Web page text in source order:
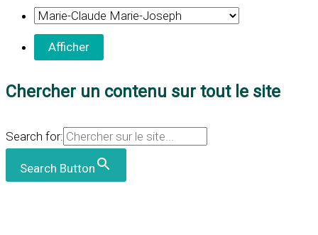
Chercher un contenu sur tout le site
Search for:
Search Button